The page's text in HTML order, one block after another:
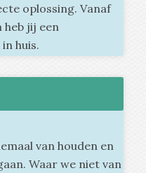
oplossing. Vanaf
heb jij een
huis.
van houden en
Waar we niet van